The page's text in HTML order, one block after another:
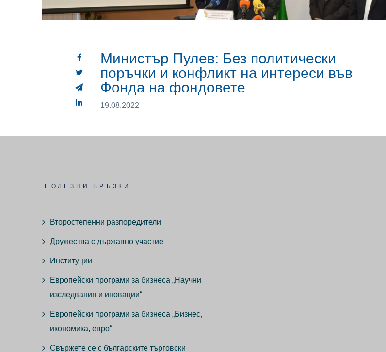
Министър Пулев: Без политически
поръчки и конфликт на интереси във
Фонда на фондовете
19.08.2022
ПОЛЕЗНИ ВРЪЗКИ
Второстепенни разпоредители
Дружества с държавно участие
Институции
Европейски програми за бизнеса „Научни
изследвания и иновации“
Европейски програми за бизнеса „Бизнес,
икономика, евро“
Свържете се с българските търговски